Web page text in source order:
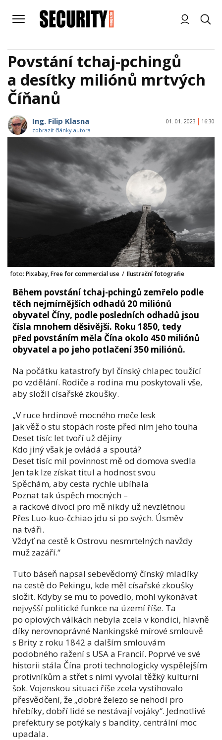
Povstání tchaj-pchingů
a desítky miliónů mrtvých
Číňanů
Ing. Filip Klasna
zobrazit články autora
01. 01. 2023 16:30
foto: Pixabay, Free for commercial use / Ilustrační fotografie
Během povstání tchaj-pchingů zemřelo podle
těch nejmírnějších odhadů 20 miliónů
obyvatel Číny, podle posledních odhadů jsou
čísla mnohem děsivější. Roku 1850, tedy
před povstáním měla Čína okolo 450 miliónů
obyvatel a po jeho potlačení 350 miliónů.
Na počátku katastrofy byl čínský chlapec toužící
po vzdělání. Rodiče a rodina mu poskytovali vše,
aby složil císařské zkoušky.
„V ruce hrdinově mocného meče lesk
Jak věž o stu stopách roste před ním jeho touha
Deset tisíc let tvoří už dějiny
Kdo jiný však je ovládá a spoutá?
Deset tisíc mil povinnost mě od domova svedla
Jen tak lze získat titul a hodnost svou
Spěchám, aby cesta rychle ubíhala
Poznat tak úspěch mocných –
a rackové divocí pro mě nikdy už nevzlétnou
Přes Luo-kuo-čchiao jdu si po svých. Úsměv
na tváři.
Vždyť na cestě k Ostrovu nesmrtelných navždy
muž zazáří.“
Tuto báseň napsal sebevědomý čínský mladíky
na cestě do Pekingu, kde měl císařské zkoušky
složit. Kdyby se mu to povedlo, mohl vykonávat
nejvyšší politické funkce na území říše. Ta
po opiových válkách nebyla zcela v kondici, hlavně
díky nerovnoprávné Nankingské mírové smlouvě
s Brity z roku 1842 a dalším smlouvám
podobného ražení s USA a Francií. Poprvé ve své
historii stála Čína proti technologicky vyspělejším
protivníkům a střet s nimi vyvolal těžký kulturní
šok. Vojenskou situaci říše zcela vystihovalo
přesvědčení, že „dobré železo se nehodí pro
hřebíky, dobří lidé se nestávají vojáky“. Jednotlivé
prefektury se potýkaly s bandity, centrální moc
upadala.